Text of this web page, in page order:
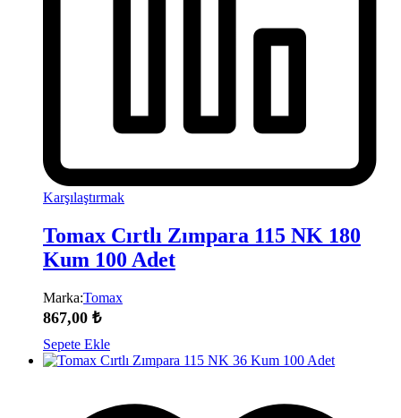
Karşılaştırmak
Tomax Cırtlı Zımpara 115 NK 180
Kum 100 Adet
Marka:Tomax
867,00 ₺
Sepete Ekle